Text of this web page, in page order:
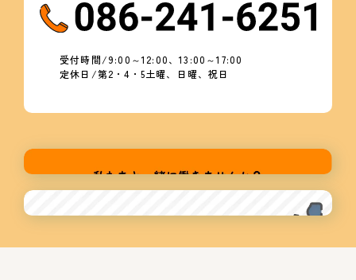
受付時間/9:00～12:00、13:00～17:00
定休日/第2・4・5土曜、日曜、祝日